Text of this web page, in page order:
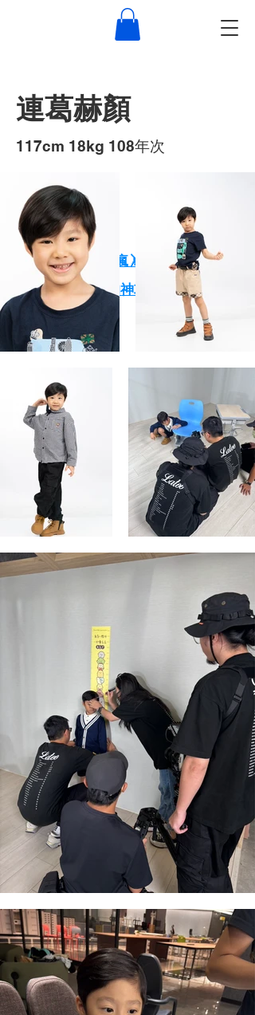
連葛赫顏
117cm 18kg 108年次
作品
XPARK小朋友玩瘋🤸 大朋友放鬆🕺
一天玩爆Xpark的神攻略！